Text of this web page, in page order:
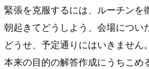
緊張を克服するには、ルーチンを
朝起きてどうしよう、会場につい
どうせ、予定通りにはいきません
本来の目的の解答作成にうちこめ